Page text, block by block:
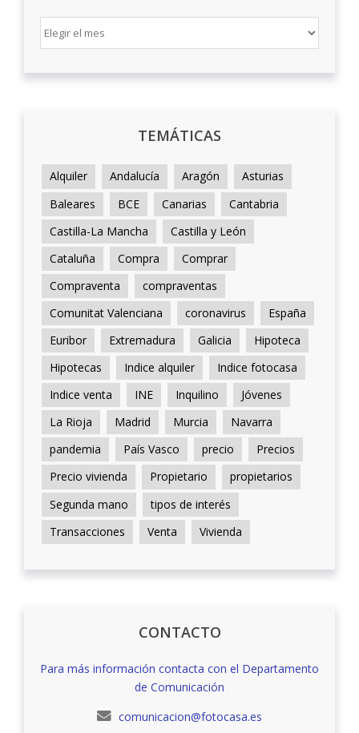
ARCHIVO
TEMÁTICAS
Alquiler Andalucía Aragón
Asturias
Baleares
BCE Canarias
Cantabria
Castilla-La Mancha
Castilla y León
Cataluña
Compra
Comprar
Compraventa
compraventas
Comunitat Valenciana
coronavirus
España
Euribor
Extremadura Galicia
Hipoteca
Hipotecas
Indice alquiler
Indice fotocasa
Indice venta
INE Inquilino
Jóvenes
La Rioja
Madrid Murcia
Navarra
pandemia
País Vasco precio
Precios
Precio vivienda
Propietario
propietarios
Segunda mano
tipos de interés
Transacciones
Venta Vivienda
CONTACTO
Para más información contacta con el Departamento
de Comunicación
comunicacion@fotocasa.es